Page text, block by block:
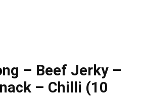
– Beef Jerky –
– Chilli (10